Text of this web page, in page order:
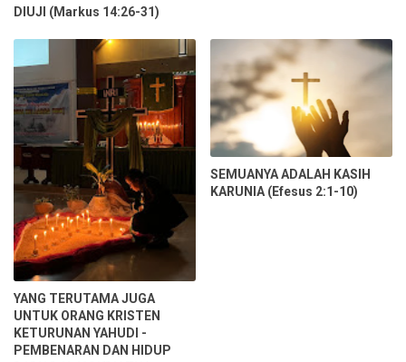
DIUJI (Markus 14:26-31)
YANG TERUTAMA JUGA
UNTUK ORANG KRISTEN
KETURUNAN YAHUDI -
PEMBENARAN DAN HIDUP
SEMUANYA ADALAH KASIH
KARUNIA (Efesus 2:1-10)